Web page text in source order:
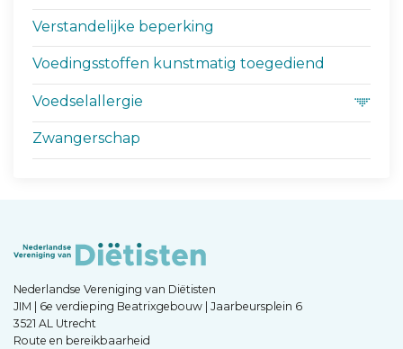
Verstandelijke beperking
Voedingsstoffen kunstmatig toegediend
Voedselallergie
Zwangerschap
Nederlandse Vereniging van Diëtisten
JIM | 6e verdieping Beatrixgebouw | Jaarbeursplein 6
3521 AL Utrecht
Route en bereikbaarheid